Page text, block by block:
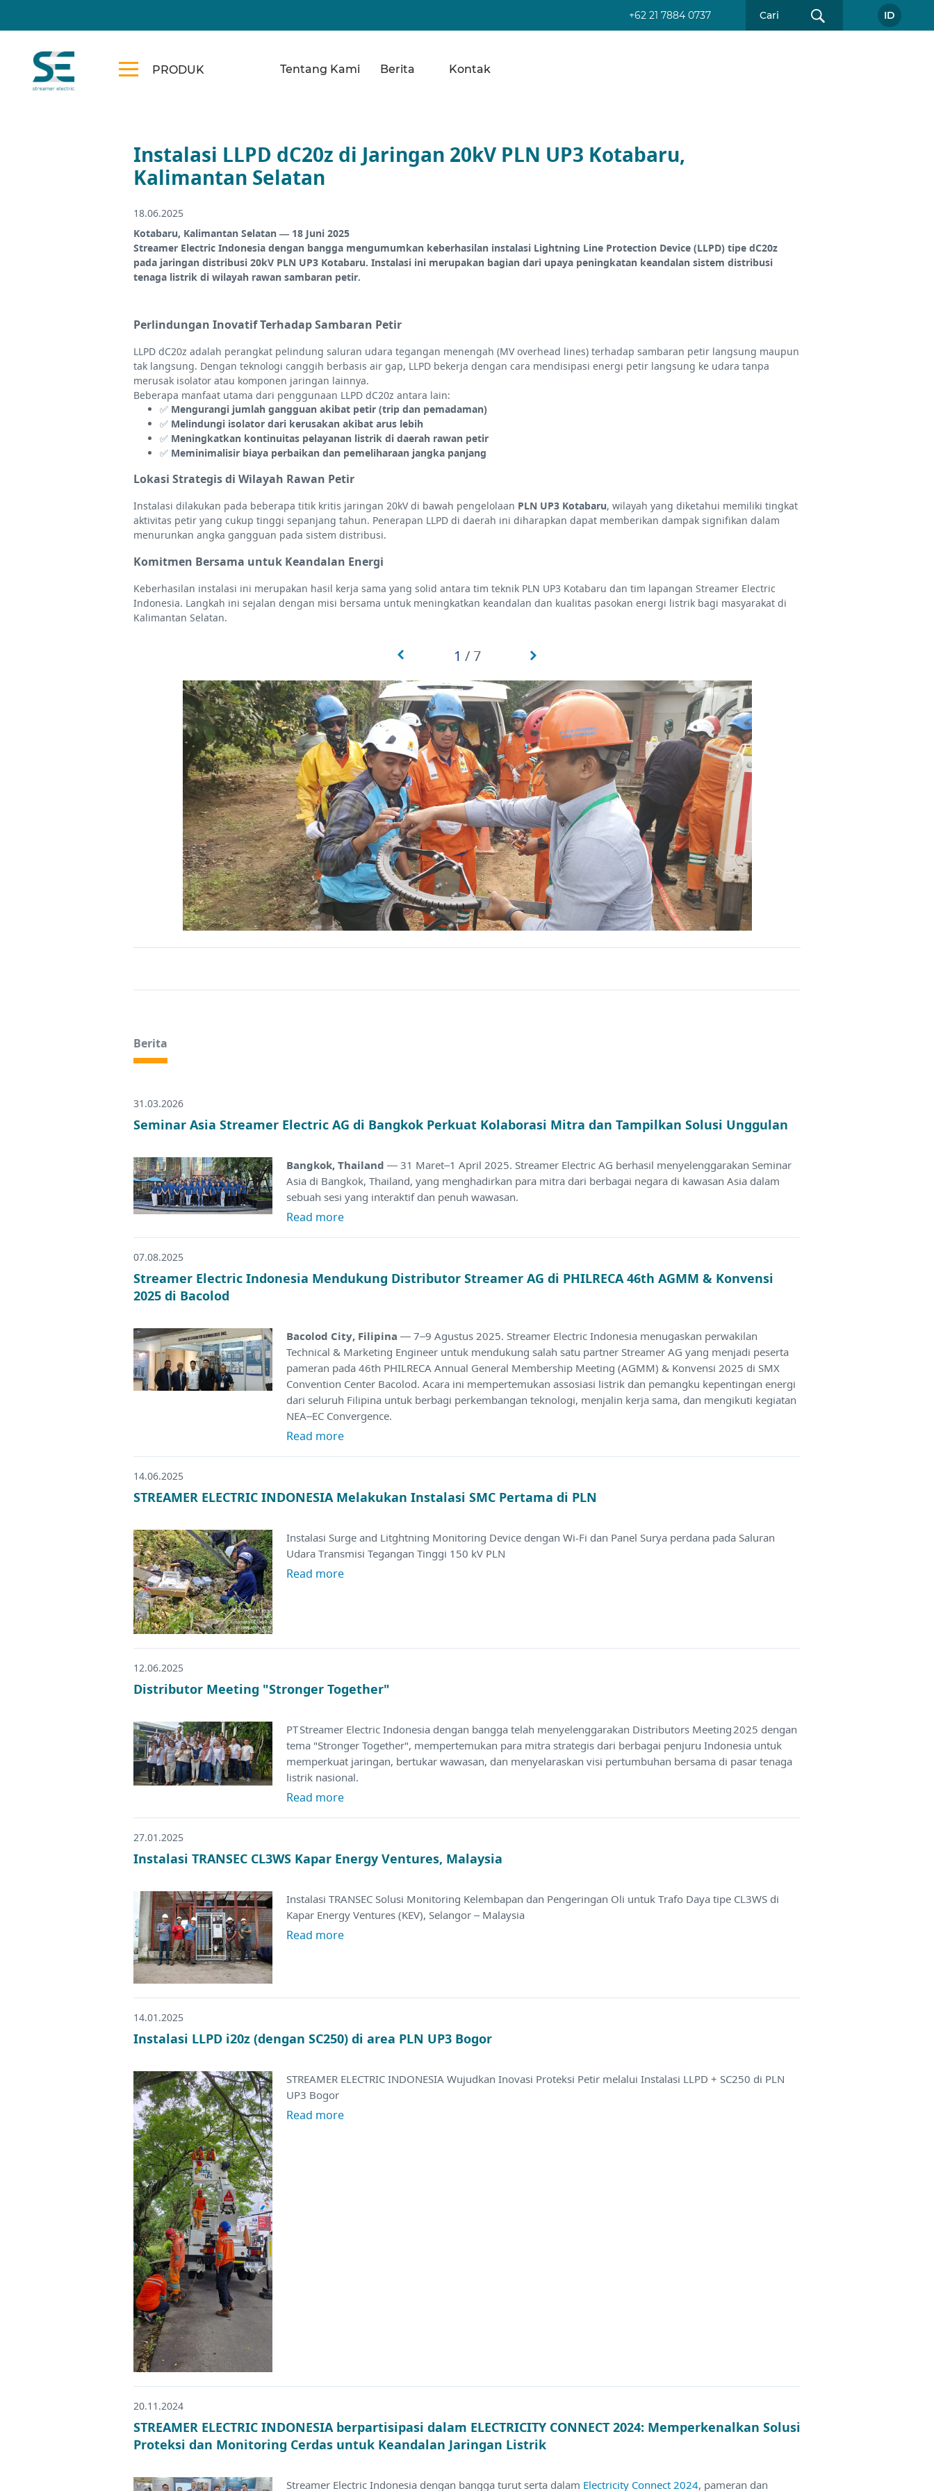
+62 21 7884 0737 ID
PRODUK Tentang Kami Berita Kontak
Instalasi LLPD dC20z di Jaringan 20kV PLN UP3 Kotabaru,
Kalimantan Selatan
18.06.2025
Kotabaru, Kalimantan Selatan — 18 Juni 2025
Streamer Electric Indonesia dengan bangga mengumumkan keberhasilan instalasi Lightning Line Protection Device (LLPD) tipe dC20z
pada jaringan distribusi 20kV PLN UP3 Kotabaru. Instalasi ini merupakan bagian dari upaya peningkatan keandalan sistem distribusi
tenaga listrik di wilayah rawan sambaran petir.
Perlindungan Inovatif Terhadap Sambaran Petir
LLPD dC20z adalah perangkat pelindung saluran udara tegangan menengah (MV overhead lines) terhadap sambaran petir langsung maupun
tak langsung. Dengan teknologi canggih berbasis air gap, LLPD bekerja dengan cara mendisipasi energi petir langsung ke udara tanpa
merusak isolator atau komponen jaringan lainnya.
Beberapa manfaat utama dari penggunaan LLPD dC20z antara lain:
✅ Mengurangi jumlah gangguan akibat petir (trip dan pemadaman)
✅ Melindungi isolator dari kerusakan akibat arus lebih
✅ Meningkatkan kontinuitas pelayanan listrik di daerah rawan petir
✅ Meminimalisir biaya perbaikan dan pemeliharaan jangka panjang
Lokasi Strategis di Wilayah Rawan Petir
Instalasi dilakukan pada beberapa titik kritis jaringan 20kV di bawah pengelolaan PLN UP3 Kotabaru, wilayah yang diketahui memiliki tingkat
aktivitas petir yang cukup tinggi sepanjang tahun. Penerapan LLPD di daerah ini diharapkan dapat memberikan dampak signifikan dalam
menurunkan angka gangguan pada sistem distribusi.
Komitmen Bersama untuk Keandalan Energi
Keberhasilan instalasi ini merupakan hasil kerja sama yang solid antara tim teknik PLN UP3 Kotabaru dan tim lapangan Streamer Electric
Indonesia. Langkah ini sejalan dengan misi bersama untuk meningkatkan keandalan dan kualitas pasokan energi listrik bagi masyarakat di
Kalimantan Selatan.
1 / 7
Berita
31.03.2026
Seminar Asia Streamer Electric AG di Bangkok Perkuat Kolaborasi Mitra dan Tampilkan Solusi Unggulan
Bangkok, Thailand — 31 Maret–1 April 2025. Streamer Electric AG berhasil menyelenggarakan Seminar
Asia di Bangkok, Thailand, yang menghadirkan para mitra dari berbagai negara di kawasan Asia dalam
sebuah sesi yang interaktif dan penuh wawasan.
Read more
07.08.2025
Streamer Electric Indonesia Mendukung Distributor Streamer AG di PHILRECA 46th AGMM & Konvensi
2025 di Bacolod
Bacolod City, Filipina — 7–9 Agustus 2025. Streamer Electric Indonesia menugaskan perwakilan
Technical & Marketing Engineer untuk mendukung salah satu partner Streamer AG yang menjadi peserta
pameran pada 46th PHILRECA Annual General Membership Meeting (AGMM) & Konvensi 2025 di SMX
Convention Center Bacolod. Acara ini mempertemukan assosiasi listrik dan pemangku kepentingan energi
dari seluruh Filipina untuk berbagi perkembangan teknologi, menjalin kerja sama, dan mengikuti kegiatan
NEA–EC Convergence.
Read more
14.06.2025
STREAMER ELECTRIC INDONESIA Melakukan Instalasi SMC Pertama di PLN
Instalasi Surge and Litghtning Monitoring Device dengan Wi-Fi dan Panel Surya perdana pada Saluran
Udara Transmisi Tegangan Tinggi 150 kV PLN
Read more
12.06.2025
Distributor Meeting "Stronger Together"
PT Streamer Electric Indonesia dengan bangga telah menyelenggarakan Distributors Meeting 2025 dengan
tema "Stronger Together", mempertemukan para mitra strategis dari berbagai penjuru Indonesia untuk
memperkuat jaringan, bertukar wawasan, dan menyelaraskan visi pertumbuhan bersama di pasar tenaga
listrik nasional.
Read more
27.01.2025
Instalasi TRANSEC CL3WS Kapar Energy Ventures, Malaysia
Instalasi TRANSEC Solusi Monitoring Kelembapan dan Pengeringan Oli untuk Trafo Daya tipe CL3WS di
Kapar Energy Ventures (KEV), Selangor – Malaysia
Read more
14.01.2025
Instalasi LLPD i20z (dengan SC250) di area PLN UP3 Bogor
STREAMER ELECTRIC INDONESIA Wujudkan Inovasi Proteksi Petir melalui Instalasi LLPD + SC250 di PLN
UP3 Bogor
Read more
20.11.2024
STREAMER ELECTRIC INDONESIA berpartisipasi dalam ELECTRICITY CONNECT 2024: Memperkenalkan Solusi
Proteksi dan Monitoring Cerdas untuk Keandalan Jaringan Listrik
Streamer Electric Indonesia dengan bangga turut serta dalam Electricity Connect 2024, pameran dan